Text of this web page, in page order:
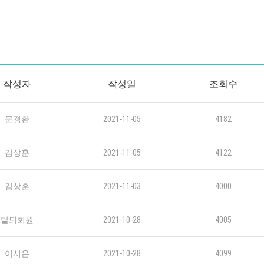
작성자 작성일 조회수
문경환 2021-11-05 4182
김상훈 2021-11-05 4122
김상훈 2021-11-03 4000
탈퇴회원 2021-10-28 4005
이시은 2021-10-28 4099